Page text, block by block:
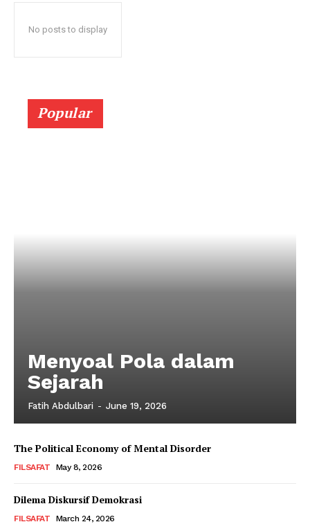
No posts to display
Popular
Menyoal Pola dalam
Sejarah
Fatih Abdulbari - June 19, 2026
The Political Economy of Mental Disorder
FILSAFAT May 8, 2026
Dilema Diskursif Demokrasi
FILSAFAT March 24, 2026